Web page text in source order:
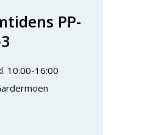
PP-
10:00-16:00